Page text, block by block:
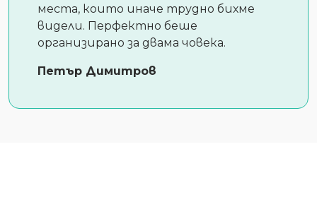
места, които иначе трудно бихме
видели. Перфектно беше
организирано за двама човека.
Петър Димитров